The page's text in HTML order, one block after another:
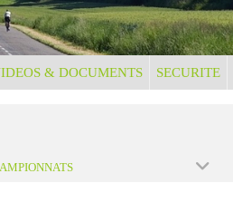
& DOCUMENTS SECURITE